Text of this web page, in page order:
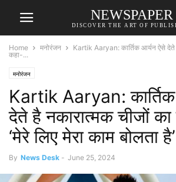
NEWSPAPER
DISCOVER THE ART OF
Home मनोरंजन
Kartik Aaryan: कार्तिक आर्यन ऐसे देते
कहा-...
मनोरंजन
Kartik Aaryan:
देते है नकारात्मक चीजों
‘मेरे लिए मेरा काम बोलता है’
By News Desk - June 25, 2024